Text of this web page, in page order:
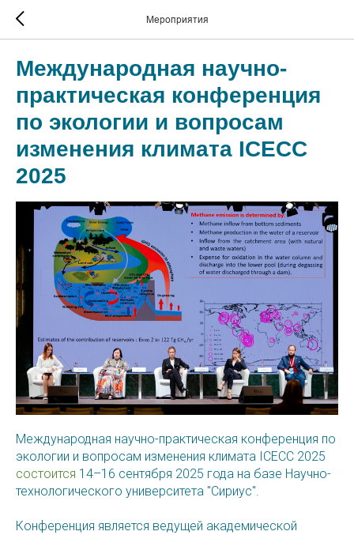
Мероприятия
Международная научно-
практическая конференция
по экологии и вопросам
изменения климата ICECC
2025
Международная научно-практическая конференция по
экологии и вопросам изменения климата ICECC 2025
состоится 14–16 сентября 2025 года на базе Научно-
технологического университета "Сириус".
Конференция является ведущей академической